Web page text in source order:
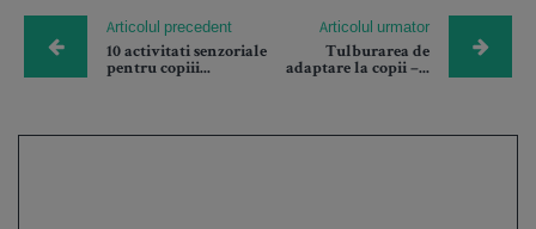
Articolul precedent
10 activitati senzoriale
pentru copiii...
Articolul urmator
Tulburarea de
adaptare la copii –...